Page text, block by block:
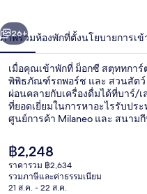
ทการ์ต
เฟื่อ
บาช
า
ถัดไป
26+
ภาพรวมห้องพักที่ตั้งนโยบายการเข้
เมื่อคุณเข้าพักที่ ม็อกซี สตุททกา
พิพิธภัณฑ์รถพอร์ช และ สวนสัตว์
ผ่อนคลายกับเครื่องดื่มได้ที่บาร์/
ที่ยอดเยี่ยมในการหาอะไรรับปร
ศูนย์การค้า Milaneo และ สนาม
สถานี Feuerbach S-Bahn และ
Geiger-Platz
ราคา
ปัจจุบัน
฿2,248
฿2,248
ราคารวม ฿2,634
รวมภาษีและค่าธรรมเนียม
21 ส.ค. - 22 ส.ค.